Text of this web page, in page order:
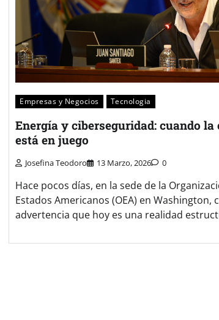
Empresas y Negocios Tecnologia
Energía y ciberseguridad: cuando
está en juego
Josefina Teodoro 13 Marzo, 2026 0
Hace pocos días, en la sede de la
Estados Americanos (OEA) en Washington,
advertencia que hoy es una realidad